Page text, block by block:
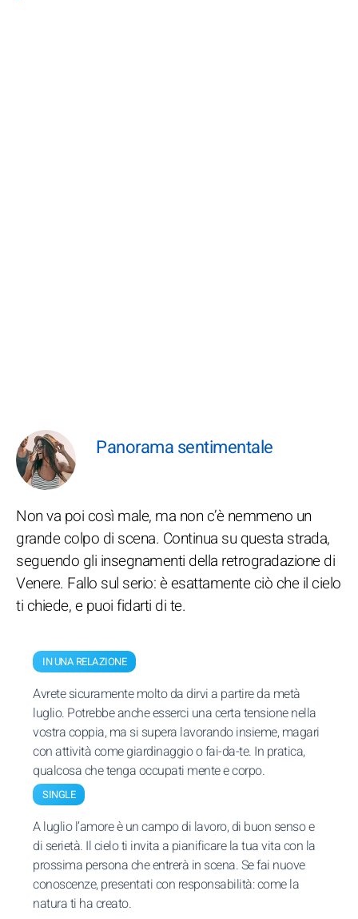
Panorama sentimentale
Non va poi così male, ma non c’è nemmeno un
grande colpo di scena. Continua su questa strada,
seguendo gli insegnamenti della retrogradazione di
Venere. Fallo sul serio: è esattamente ciò che il cielo
ti chiede, e puoi fidarti di te.
IN UNA RELAZIONE
Avrete sicuramente molto da dirvi a partire da metà
luglio. Potrebbe anche esserci una certa tensione nella
vostra coppia, ma si supera lavorando insieme, magari
con attività come giardinaggio o fai-da-te. In pratica,
qualcosa che tenga occupati mente e corpo.
SINGLE
A luglio l’amore è un campo di lavoro, di buon senso e
di serietà. Il cielo ti invita a pianificare la tua vita con la
prossima persona che entrerà in scena. Se fai nuove
conoscenze, presentati con responsabilità: come la
natura ti ha creato.